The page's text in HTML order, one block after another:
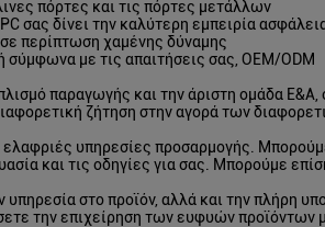
πόρτες και τις πόρτες μετάλλων
σας δίνει την καλύτερη εμπειρία
περίπτωση χαμένης δύναμης
με τις απαιτήσεις σας, OEM/ODM
παραγωγής και την άριστη ομάδα Ε&Α,
ζήτηση στην αγορά των
υπηρεσίες προσαρμογής.
και τις οδηγίες για σας. Μπορούμε
στο προϊόν, αλλά και την πλήρη
την επιχείρηση των ευφυών προϊόντων